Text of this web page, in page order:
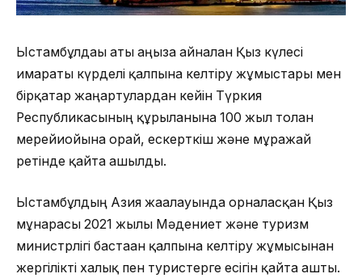
Ыстамбұлдағы аты аңызға айналған Қыз күлесі
ғимараты күрделі қалпына келтіру жұмыстары мен
бірқатар жаңартулардан кейін Түркия
Республикасының құрылғанына 100 жыл толған
мерейиойына орай, ескерткіш және мұражай
ретінде қайта ашылды.
Ыстамбұлдың Азия жағалауында орналасқан Қыз
мұнарасы 2021 жылы Мәдениет және туризм
министрлігі бастаған қалпына келтіру жұмысынан
жергілікті халық пен туристерге есігін қайта ашты.